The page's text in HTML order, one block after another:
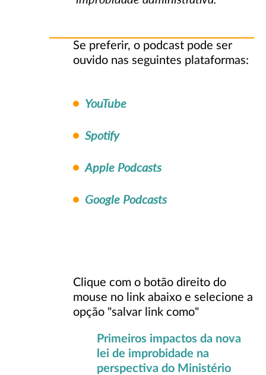
Se preferir, o podcast pode ser
ouvido nas seguintes plataformas:
YouTube
Spotify
Apple Podcasts
Google Podcasts
Clique com o botão direito do
mouse no link abaixo e selecione a
opção "salvar link como"
Primeiros impactos da nova
lei de improbidade na
perspectiva do Ministério